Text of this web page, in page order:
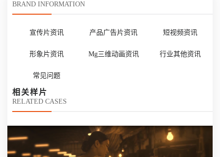
BRAND INFORMATION
宣传片资讯 产品广告片资讯 短视频资讯
形象片资讯 Mg三维动画资讯 行业其他资讯
常见问题
相关样片
RELATED CASES